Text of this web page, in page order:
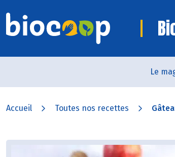
Le
Accueil Toutes nos recettes